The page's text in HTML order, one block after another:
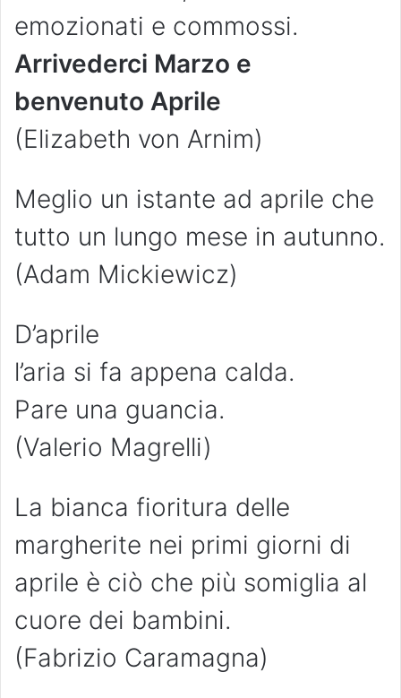
emozionati e commossi.
Arrivederci Marzo e
benvenuto Aprile
(Elizabeth von Arnim)
Meglio un istante ad aprile che
tutto un lungo mese in autunno.
(Adam Mickiewicz)
D’aprile
l’aria si fa appena calda.
Pare una guancia.
(Valerio Magrelli)
La bianca fioritura delle
margherite nei primi giorni di
aprile è ciò che più somiglia al
cuore dei bambini.
(Fabrizio Caramagna)